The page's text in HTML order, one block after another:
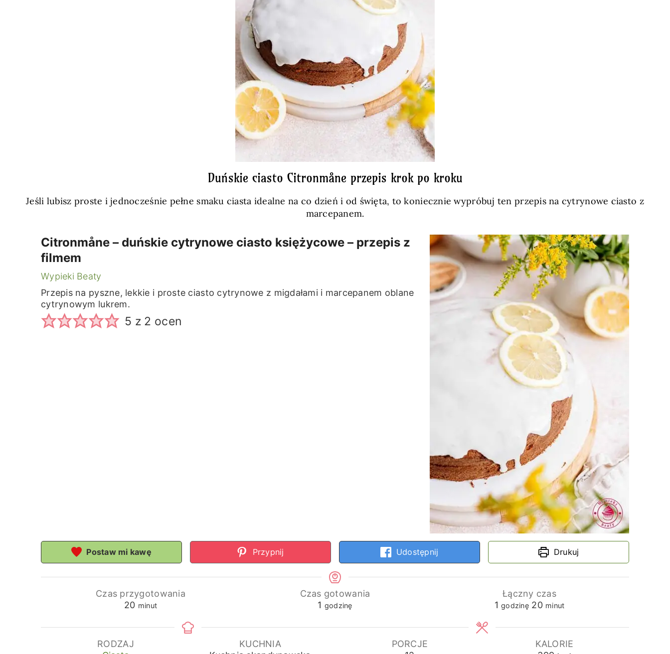
Duńskie ciasto Citronmåne przepis krok po kroku
Jeśli lubisz proste i jednocześnie pełne smaku ciasta idealne na co dzień i od święta, to koniecznie wypróbuj ten przepis na cytrynowe ciasto z
marcepanem.
Citronmåne – duńskie cytrynowe ciasto księżycowe – przepis z
filmem
Wypieki Beaty
Przepis na pyszne, lekkie i proste ciasto cytrynowe z migdałami i marcepanem oblane
cytrynowym lukrem.
5 z 2 ocen
Postaw mi kawę Przypnij Udostępnij Drukuj
Czas przygotowania
20minuty
minut
Czas gotowania
1 godzina
godzinę
Łączny czas
1 godzina
godzinę 20minuty
minut
RODZAJ
KUCHNIA
PORCJE
KALORIE